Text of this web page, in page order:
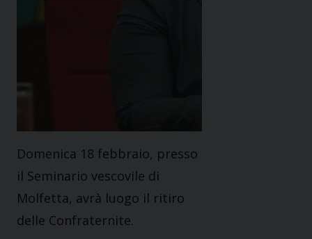
Domenica 18 febbraio, presso
il Seminario vescovile di
Molfetta, avrà luogo il ritiro
delle Confraternite.